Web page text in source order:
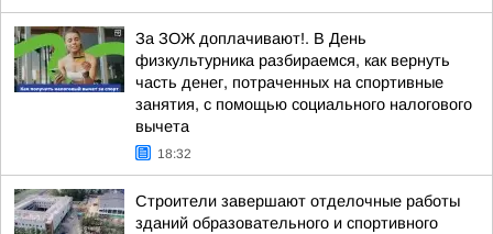
За ЗОЖ доплачивают!. В День
физкультурника разбираемся, как вернуть
часть денег, потраченных на спортивные
занятия, с помощью социального налогового
вычета
18:32
Строители завершают отделочные работы
зданий образовательного и спортивного